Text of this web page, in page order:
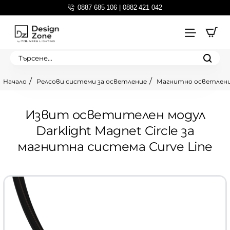
0887 685 106 | 0882 421 042
Търсене...
Извит осветителен модул
Darklight Magnet Circle за
магнитна система Curve Line
Релсови системи за осветление Магнитно